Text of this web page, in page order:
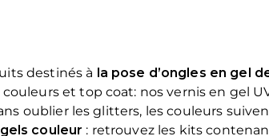
destinés à la pose d’ongles en gel
et top coat: nos vernis en gel
oublier les glitters, les couleurs
couleur : retrouvez les kits